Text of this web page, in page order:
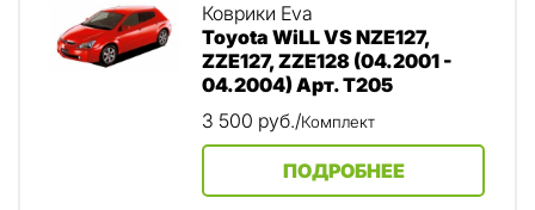
Коврики Eva
Toyota WiLL VS NZE127,
ZZE127, ZZE128 (04.2001 -
04.2004) Арт. Т205
3 500 руб./Комплект
ПОДРОБНЕЕ